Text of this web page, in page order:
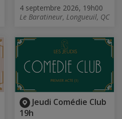
4 septembre 2026, 19h00
Le Baratineur, Longueuil, QC
Jeudi Comédie Club
19h